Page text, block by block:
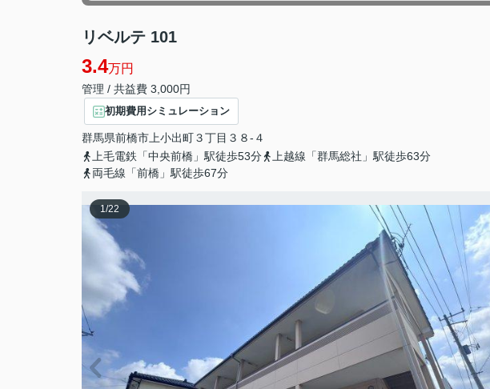
リベルテ 101
3.4万円
管理 / 共益費 3,000円
初期費用シミュレーション
群馬県前橋市 上小出町３丁目３８-４
上毛電鉄「中央前橋」駅徒歩53分
上越線「群馬総社」駅徒歩63分
両毛線「前橋」駅徒歩67分
1/22